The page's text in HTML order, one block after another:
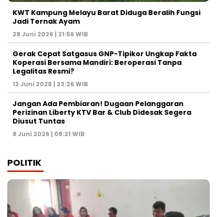
KWT Kampung Melayu Barat Diduga Beralih Fungsi
Jadi Ternak Ayam
28 Juni 2026 | 21:56 WIB
Gerak Cepat Satgasus GNP-Tipikor Ungkap Fakta
Koperasi Bersama Mandiri: Beroperasi Tanpa
Legalitas Resmi?
12 Juni 2026 | 23:26 WIB
Jangan Ada Pembiaran! Dugaan Pelanggaran
Perizinan Liberty KTV Bar & Club Didesak Segera
Diusut Tuntas
8 Juni 2026 | 08:21 WIB
POLITIK